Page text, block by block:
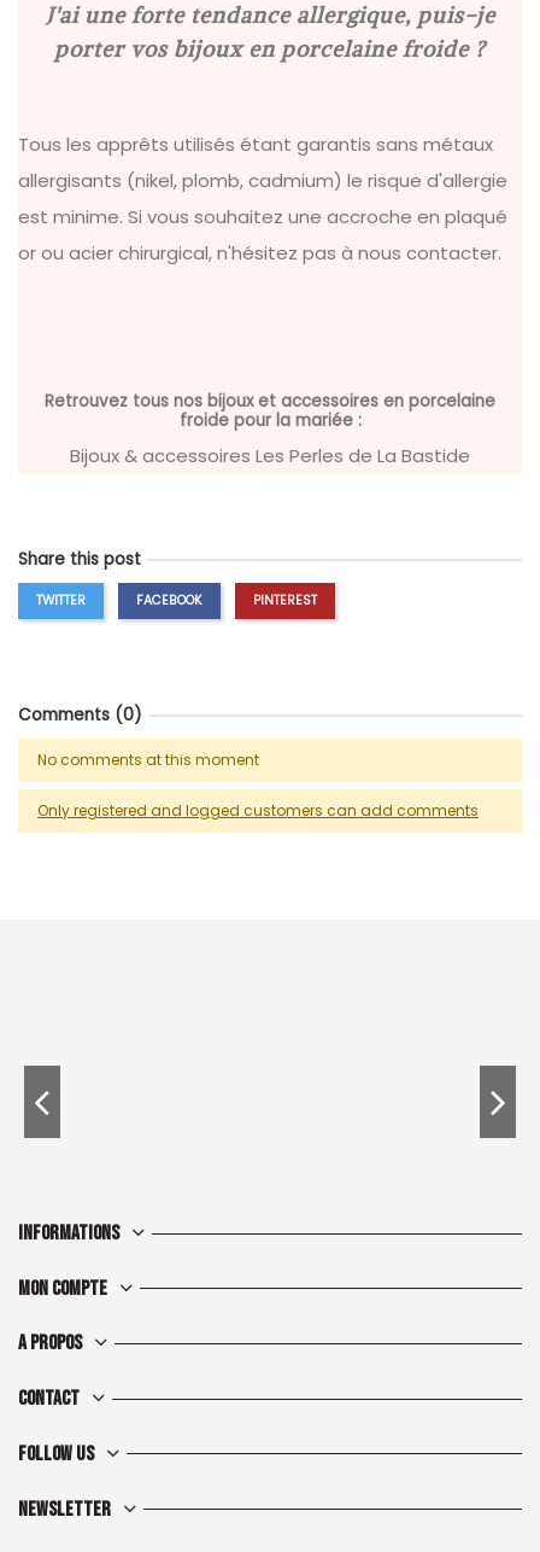
J'ai une forte tendance allergique, puis-je
porter vos bijoux en porcelaine froide ?
Tous les apprêts utilisés étant garantis sans métaux
allergisants (nikel, plomb, cadmium) le risque d'allergie
est minime. Si vous souhaitez une accroche en plaqué
or ou acier chirurgical, n'hésitez pas à nous contacter.
Retrouvez tous nos bijoux et accessoires en porcelaine
froide pour la mariée :
Bijoux & accessoires Les Perles de La Bastide
Share this post
TWITTER FACEBOOK PINTEREST
Comments (0)
No comments at this moment
Only registered and logged customers can add comments
Informations
Mon compte
A propos
Contact
Follow us
Newsletter